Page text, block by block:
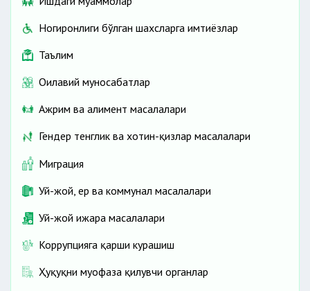
Ногиронлиги бўлган шахсларга имтиёзлар
Таълим
Оилавий муносабатлар
Ажрим ва алимент масалалари
Гендер тенглик ва хотин-қизлар масалалари
Миграция
Уй-жой, ер ва коммунал масалалари
Уй-жой ижара масалалари
Коррупцияга қарши курашиш
Ҳуқуқни муҳофаза қилувчи органлар